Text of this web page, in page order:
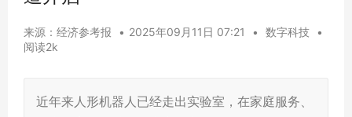
来源：经济参考报 • 2025年09月11日 07:21 • 数字科技
•
阅读2k
近年来人形机器人已经走出实验室，在家庭服务、